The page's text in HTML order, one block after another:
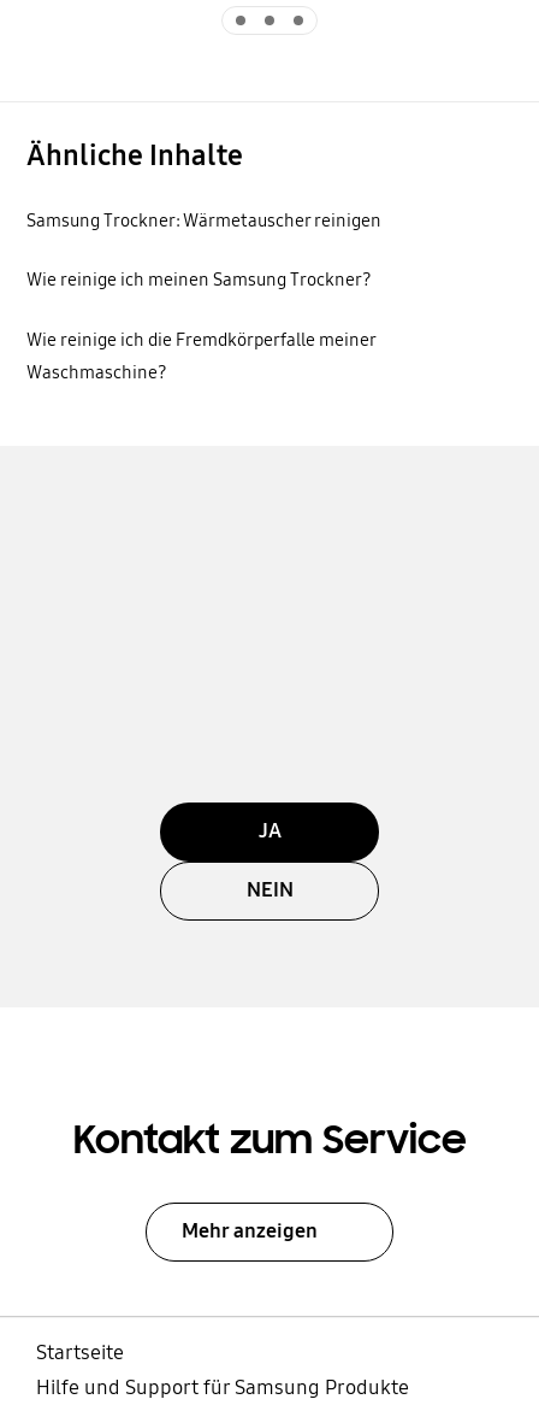
Ähnliche Inhalte
Samsung Trockner: Wärmetauscher reinigen
Wie reinige ich meinen Samsung Trockner?
Wie reinige ich die Fremdkörperfalle meiner
Waschmaschine?
JA
NEIN
Kontakt zum Service
Mehr anzeigen
Startseite
Hilfe und Support für Samsung Produkte